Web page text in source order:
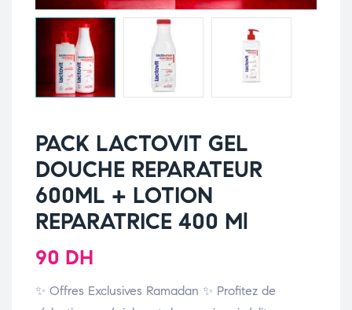
PACK LACTOVIT GEL
DOUCHE REPARATEUR
600ML + LOTION
REPARATRICE 400 Ml
90 DH
✨ Offres Exclusives Ramadan ✨ Profitez de